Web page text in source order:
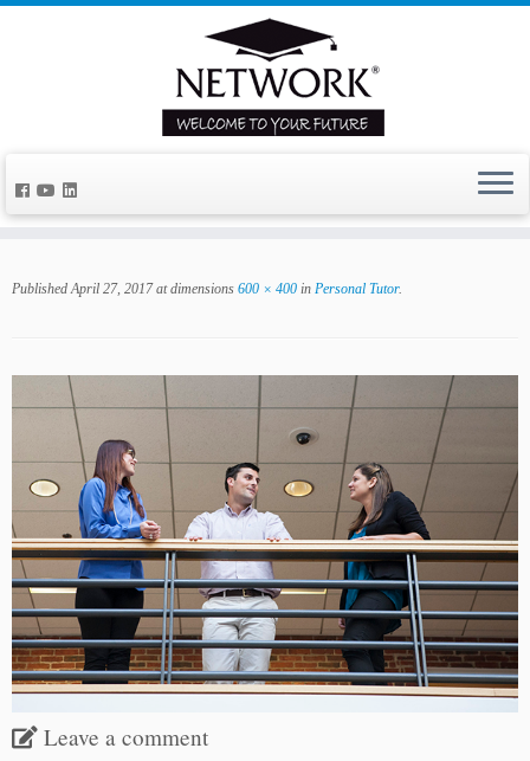
Published April 27, 2017at dimensions 600 × 400 in Personal Tutor.
Leave a comment